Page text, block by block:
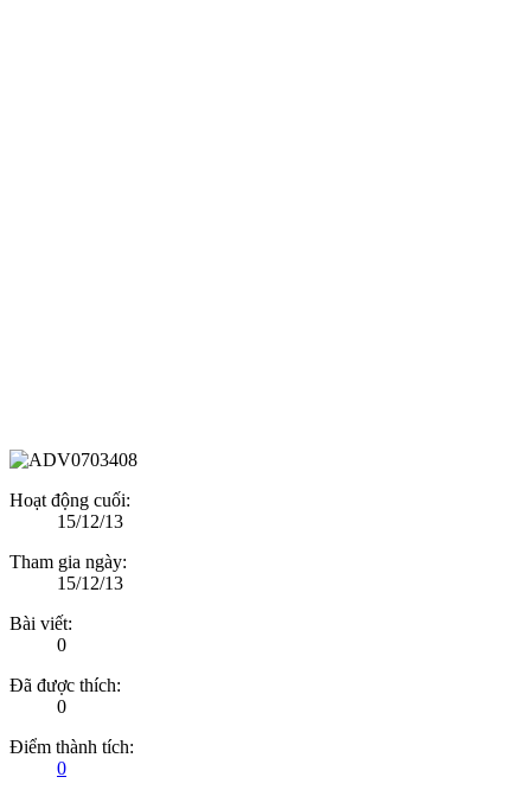
Hoạt động cuối:
15/12/13
Tham gia ngày:
15/12/13
Bài viết:
0
Đã được thích:
0
Điểm thành tích:
0